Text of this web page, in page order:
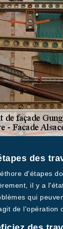
des
d'étapes
il y a
qui
de l'opération